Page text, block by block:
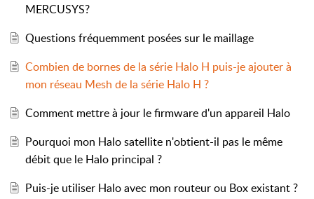
MERCUSYS?
Questions fréquemment posées sur le maillage
Combien de bornes de la série Halo H puis-je ajouter à
mon réseau Mesh de la série Halo H ?
Comment mettre à jour le firmware d'un appareil Halo
Pourquoi mon Halo satellite n'obtient-il pas le même
débit que le Halo principal ?
Puis-je utiliser Halo avec mon routeur ou Box existant ?